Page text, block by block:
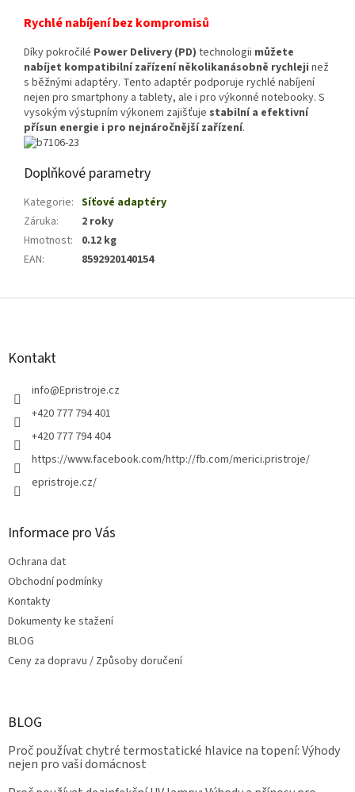
Rychlé nabíjení bez kompromisů
Díky pokročilé Power Delivery (PD) technologii můžete
nabíjet kompatibilní zařízení několikanásobně rychleji než
s běžnými adaptéry. Tento adaptér podporuje rychlé nabíjení
nejen pro smartphony a tablety, ale i pro výkonné notebooky. S
vysokým výstupním výkonem zajišťuje stabilní a efektivní
přísun energie i pro nejnáročnější zařízení.
Doplňkové parametry
Kategorie: Síťové adaptéry
Záruka:
2 roky
Hmotnost:
0.12 kg
EAN: 8592920140154
Z
Kontakt
info@Epristroje.cz
+420 777 794 401
+420 777 794 404
https://www.facebook.com/http://fb.com/merici.pristroje/
epristroje.cz/
Informace pro Vás
Ochrana dat
Obchodní podmínky
Kontakty
Dokumenty ke stažení
BLOG
Ceny za dopravu / Způsoby doručení
BLOG
Proč používat chytré termostatické hlavice na topení: Výhody
nejen pro vaši domácnost